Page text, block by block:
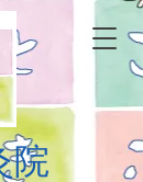
院